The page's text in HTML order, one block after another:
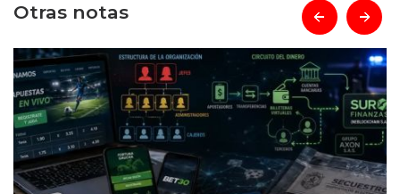
Otras notas prev next